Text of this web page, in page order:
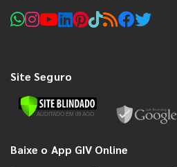
Site Seguro
Baixe o App GIV Online